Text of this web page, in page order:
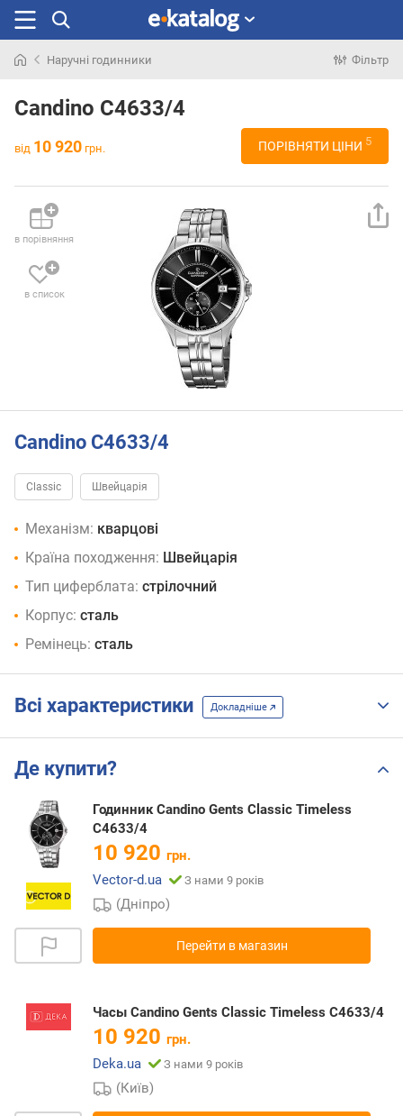
раніше
Наручні годинники Фільтр
Candino C4633/4
від 10 920 грн. ПОРІВНЯТИ ЦІНИ 5
в порівняння
в список
Candino C4633/4
Classic Швейцарія
Механізм: кварцові
Країна походження: Швейцарія
Тип циферблата: стрілочний
Корпус: сталь
Ремінець: сталь
Всі характеристики Докладніше
Де купити?
Годинник Candino Gents Classic Timeless
C4633/4
10 920 грн.
Vector-d.ua
З нами 9 років
(Дніпро)
Перейти в магазин
Часы Candino Gents Classic Timeless C4633/4
10 920 грн.
Deka.ua
З нами 9 років
(Київ)